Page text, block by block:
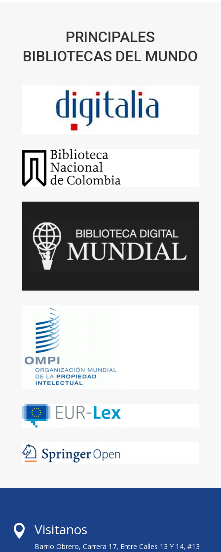
PRINCIPALES
BIBLIOTECAS DEL MUNDO
 Visitanos
Barrio Obrero, Carrera 17, Entre Calles 13 Y 14, #13